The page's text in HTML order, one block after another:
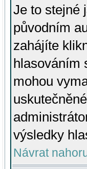
Je to stejné
původním
zahájíte
hlasováním
mohou
výsledky
Návrat